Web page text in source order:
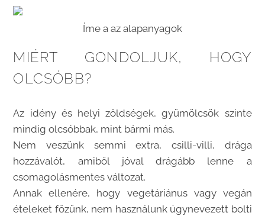
Íme a az alapanyagok
MIÉRT GONDOLJUK, HOGY
OLCSÓBB?
Az idény és helyi zöldségek, gyümölcsök szinte
mindig olcsóbbak, mint bármi más.
Nem veszünk semmi extra, csilli-villi, drága
hozzávalót, amiből jóval drágább lenne a
csomagolásmentes változat.
Annak ellenére, hogy vegetáriánus vagy vegán
ételeket főzünk, nem használunk úgynevezett bolti